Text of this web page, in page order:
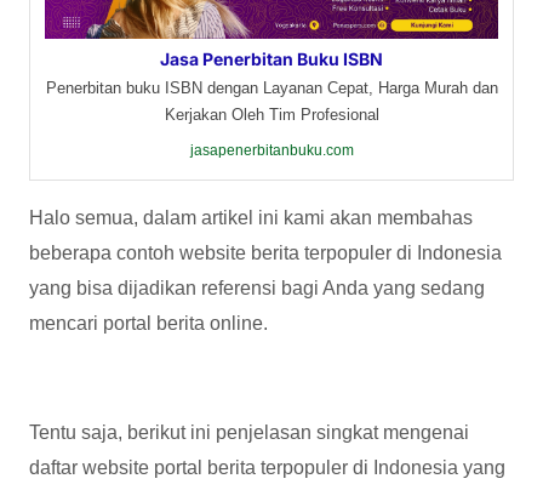
Jasa Penerbitan Buku ISBN
Penerbitan buku ISBN dengan Layanan Cepat, Harga Murah dan
Kerjakan Oleh Tim Profesional
jasapenerbitanbuku.com
Halo semua, dalam artikel ini kami akan membahas
beberapa contoh website berita terpopuler di Indonesia
yang bisa dijadikan referensi bagi Anda yang sedang
mencari portal berita online.
Tentu saja, berikut ini penjelasan singkat mengenai
daftar website portal berita terpopuler di Indonesia yang